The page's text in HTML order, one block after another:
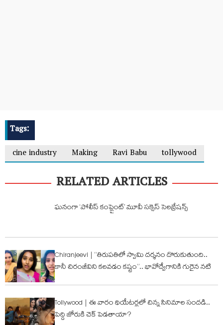
Tags:
cine industry
Making Ravi Babu tollywood
RELATED ARTICLES
ఘనంగా ‘పోలీస్ కంప్లైంట్’ మూవీ సక్సెస్ సెలబ్రేషన్స్
Chiranjeevi | “తిరుపతిలో స్వామి దర్శనం దొరుకుతుంది..
కానీ చిరంజీవిని కలవడం కష్టం”.. భావోద్వేగానికి గురైన నటి
Tollywood | ఈ వారం థియేటర్లలో చిన్న సినిమాల సందడి..
పెద్ది జోరుకి చెక్ పెడ‌తాయా?